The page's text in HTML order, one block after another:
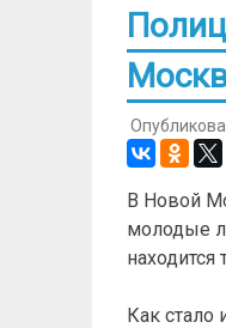
В Новой
молодые
Как стало